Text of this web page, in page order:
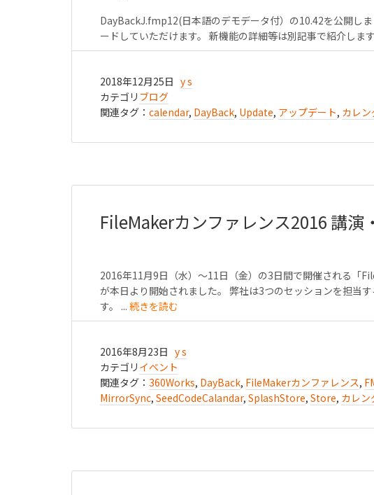
DayBackJ.fmp12(日本語のデモデータ付）の10.42を公開し
ードしていただけます。 新機能の詳細等は別記事で紹介しま
2018年12月25日 y s
カテゴリ ブログ
関連タグ： calendar, DayBack, Update, アップデート, カレン
FileMakerカンファレンス2016 講演
2016年11月9日（水）～11日（金）の3日間で開催される「
が本日より開始されました。 弊社は3つのセッションを担当
す。 ... 続きを読む
2016年8月23日 y s
カテゴリ イベント
関連タグ： 360Works, DayBack, FileMakerカンファレンス,
MirrorSync, SeedCodeCalandar, SplashStore, Store, カレン